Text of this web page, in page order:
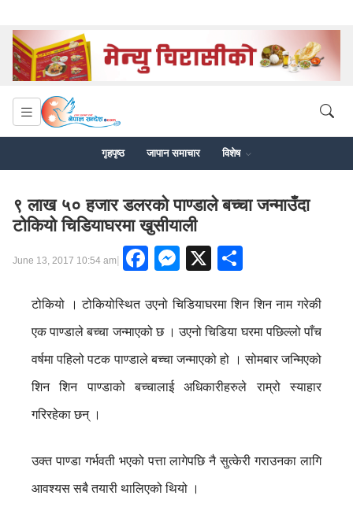
गृहपृष्ठ जापान समाचार विशेष
९ लाख ५० हजार डलरको पाण्डाले बच्चा जन्माउँदा
टोकियो चिडियाघरमा खुसीयाली
June 13, 2017 10:54 am| Facebook
Messenger
X
टोकियो । टोकियोस्थित उएनो चिडियाघरमा शिन शिन नाम गरेकी
एक पाण्डाले बच्चा जन्माएको छ । उएनो चिडिया घरमा पछिल्लो पाँच
वर्षमा पहिलो पटक पाण्डाले बच्चा जन्माएको हो ।सोमबार जन्मिएको
शिन शिन पाण्डाको बच्चालाई अधिकारीहरुले राम्रो स्याहार
गरिरहेका छन् ।
उक्त पाण्डा गर्भवती भएको पत्ता लागेपछि नै सुत्केरी गराउनका लागि
आवश्यस सबै तयारी थालिएको थियो ।